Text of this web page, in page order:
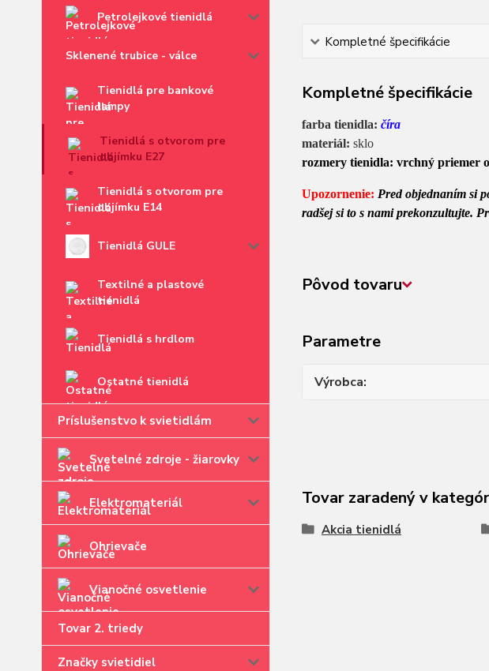
Petrolejkové tienidlá
Sklenené trubice - válce
Tienidlá pre bankové
lampy
Tienidlá s otvorom pre
objímku E27
Tienidlá s otvorom pre
objímku E14
Tienidlá GULE
Textilné a plastové
tienidlá
Tienidlá s hrdlom
Ostatné tienidlá
Príslušenstvo k svietidlám
Svetelné zdroje - žiarovky
Elektromateriál
Ohrievače
Vianočné osvetlenie
Tovar 2. triedy
Značky svietidiel
Kompletné špecifikácie
Kompletné špecifikácie
farba tienidla: číra
materiál: sklo
rozmery tienidla: vrchný priemer
Upozornenie: Pred objednaním si
radšej si to s nami prekonzultujte.
Pôvod tovaru
Parametre
Výrobca
Tovar zaradený v
Akcia tienidlá